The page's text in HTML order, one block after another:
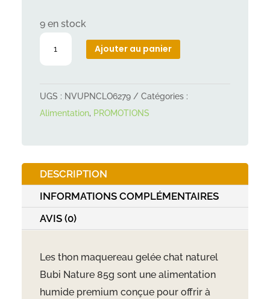
9 en stock
Nature
Thon
gelée
85g
Ajouter au panier
UGS : NVUPNCLO6279
Catégories :
Alimentation, PROMOTIONS
DESCRIPTION
INFORMATIONS COMPLÉMENTAIRES
AVIS (0)
Les thon maquereau gelée chat naturel
Bubi Nature 85g sont une alimentation
humide premium conçue pour offrir à